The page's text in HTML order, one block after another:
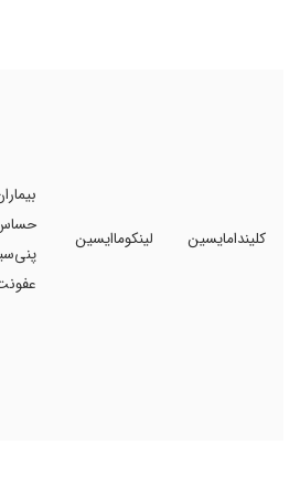
کلیندامایسین لینکوماایسین